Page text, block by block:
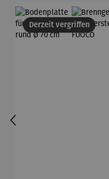
Derzeit vergriffen